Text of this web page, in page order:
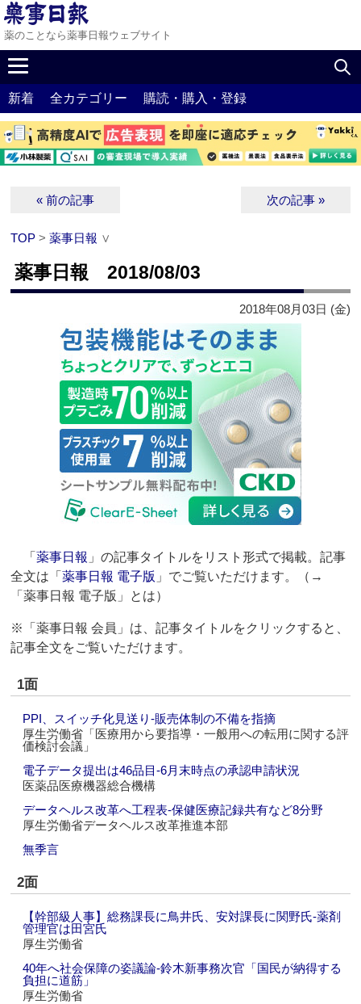
薬のことなら薬事日報ウェブサイト
新着 全カテゴリー 購読・購入・登録
« 前の記事 次の記事 »
TOP >薬事日報 ∨
薬事日報 2018/08/03
2018年08月03日 (金)
「薬事日報 」の記事タイトルをリスト形式で掲載。記事
全文は「薬事日報 電子版 」でご覧いただけます。（→
「薬事日報 電子版」とは）
※「薬事日報 会員」は、記事タイトルをクリックすると、
記事全文をご覧いただけます。
1面
PPI、スイッチ化見送り‐販売体制の不備を指摘
厚生労働省「医療用から要指導・一般用への転用に関する評
価検討会議」
電子データ提出は46品目‐6月末時点の承認申請状況
医薬品医療機器総合機構
データヘルス改革へ工程表‐保健医療記録共有など8分野
厚生労働省データヘルス改革推進本部
無季言
2面
【幹部級人事】総務課長に鳥井氏、安対課長に関野氏‐薬剤
管理官は田宮氏
厚生労働省
40年へ社会保障の姿議論‐鈴木新事務次官「国民が納得する
負担に道筋」
厚生労働省